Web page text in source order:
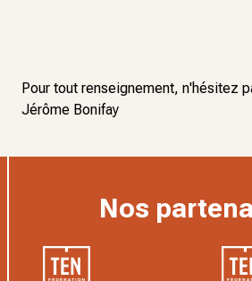
Pour tout renseignement, n'hésitez
Jérôme Bonifay
Nos